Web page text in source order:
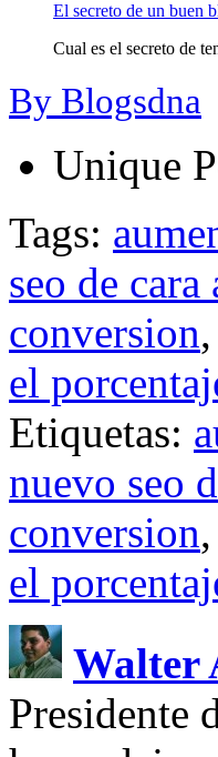
El secreto de un buen
Cual es el secreto de
By Blogsdna
Unique
Tags:
seo de cara
conversion,
el
Etiquetas:
nuevo seo
conversion,
el
Walter
Presidente